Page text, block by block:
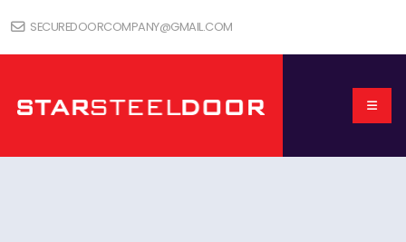
SECUREDOORCOMPANY@GMAIL.COM